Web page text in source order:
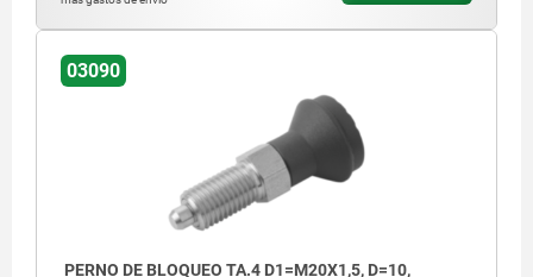
03090
PERNO DE BLOQUEO TA.4 D1=M20X1,5, D=10,